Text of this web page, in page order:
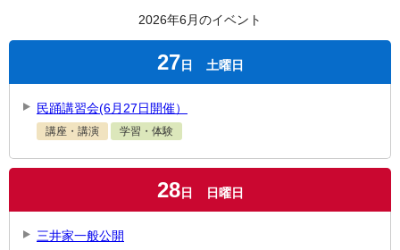
2026年6月のイベント
27 日 土曜日
民踊講習会(6月27日開催）
講座・講演 学習・体験
28日 日曜日
三井家一般公開